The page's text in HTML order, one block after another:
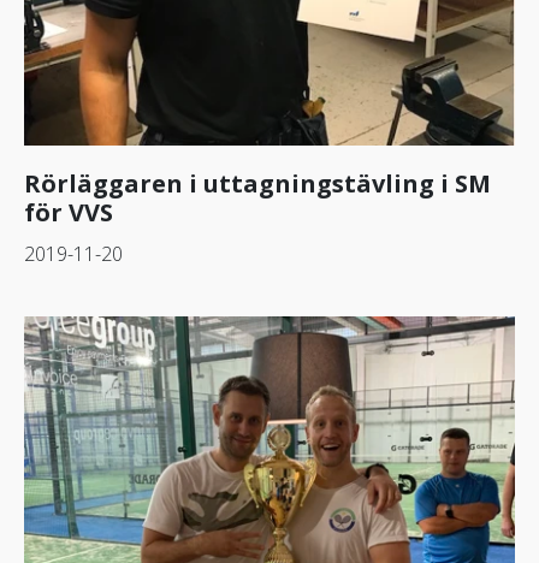
Rörläggaren i uttagningstävling i SM
för VVS
2019-11-20